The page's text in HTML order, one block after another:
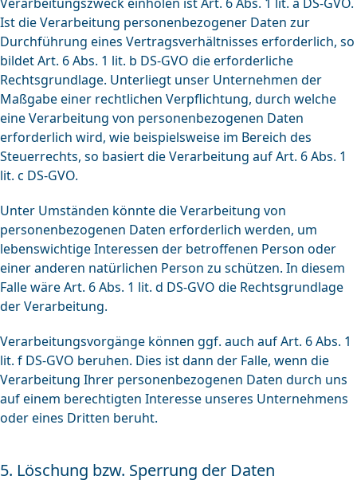
Ist die Verarbeitung personenbezogener Daten zur
Durchführung eines Vertragsverhältnisses erforderlich, so
bildet Art. 6 Abs. 1 lit. b DS-GVO die erforderliche
Rechtsgrundlage. Unterliegt unser Unternehmen der
Maßgabe einer rechtlichen Verpflichtung, durch welche
eine Verarbeitung von personenbezogenen Daten
erforderlich wird, wie beispielsweise im Bereich des
Steuerrechts, so basiert die Verarbeitung auf Art. 6 Abs. 1
lit. c DS-GVO.
Unter Umständen könnte die Verarbeitung von
personenbezogenen Daten erforderlich werden, um
lebenswichtige Interessen der betroffenen Person oder
einer anderen natürlichen Person zu schützen. In diesem
Falle wäre Art. 6 Abs. 1 lit. d DS-GVO die Rechtsgrundlage
der Verarbeitung.
Verarbeitungsvorgänge können ggf. auch auf Art. 6 Abs. 1
lit. f DS-GVO beruhen. Dies ist dann der Falle, wenn die
Verarbeitung Ihrer personenbezogenen Daten durch uns
auf einem berechtigten Interesse unseres Unternehmens
oder eines Dritten beruht.
5. Löschung bzw. Sperrung der Daten